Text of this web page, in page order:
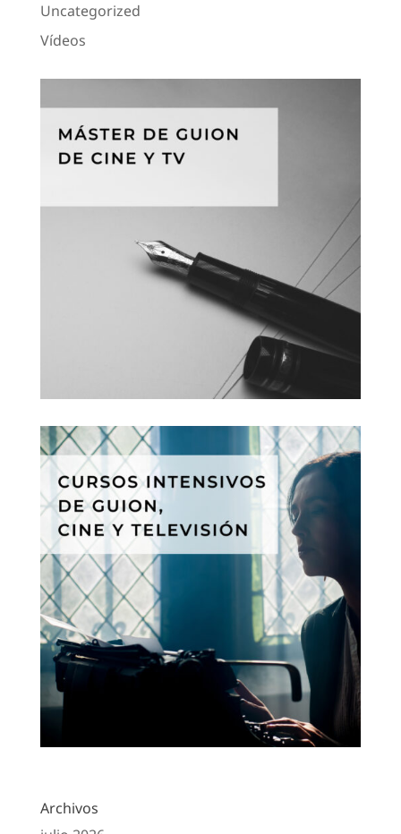
Uncategorized
Vídeos
Archivos